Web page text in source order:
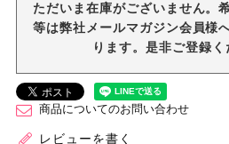
ただいま在庫がございません。
等は弊社メールマガジン会員様
ります。是非ご登録く
商品についてのお問い合わせ
レビューを書く